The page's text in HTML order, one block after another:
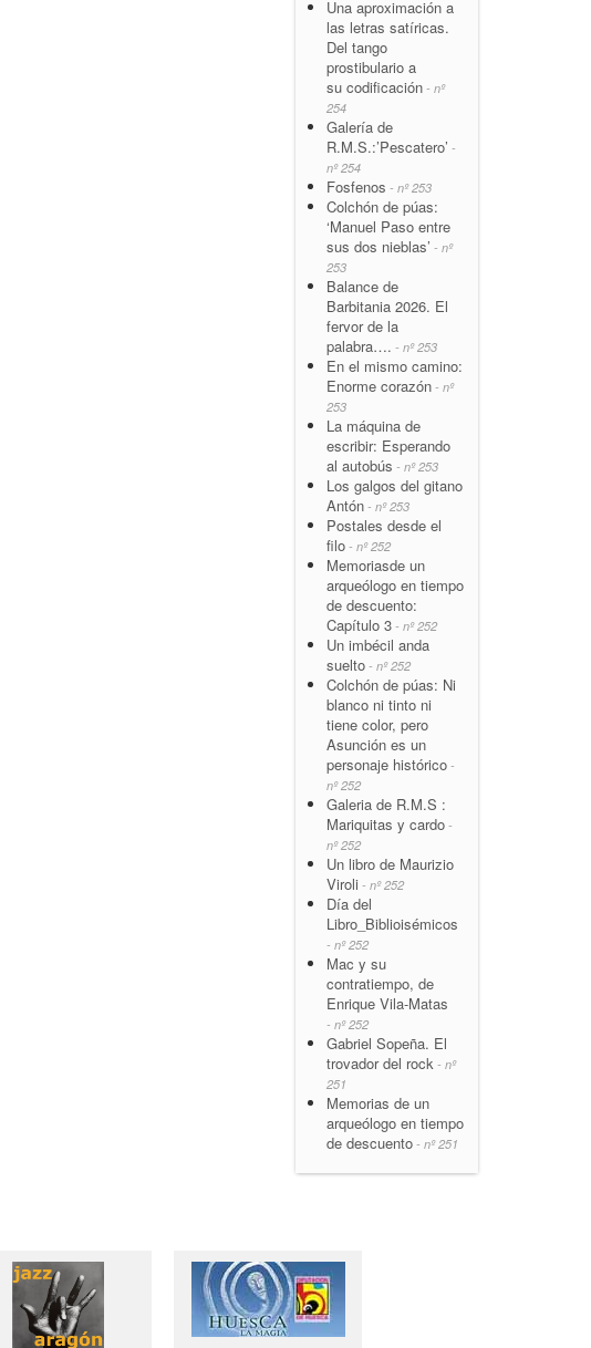
Una aproximación a
las letras satíricas.
Del tango
prostibulario a
su codificación - nº
254
Galería de
R.M.S.:’Pescatero’ -
nº 254
Fosfenos - nº 253
Colchón de púas:
‘Manuel Paso entre
sus dos nieblas’ - nº
253
Balance de
Barbitania 2026. El
fervor de la
palabra…. - nº 253
En el mismo camino:
Enorme corazón - nº
253
La máquina de
escribir: Esperando
al autobús - nº 253
Los galgos del gitano
Antón - nº 253
Postales desde el
filo - nº 252
Memoriasde un
arqueólogo en tiempo
de descuento:
Capítulo 3 - nº 252
Un imbécil anda
suelto - nº 252
Colchón de púas: Ni
blanco ni tinto ni
tiene color, pero
Asunción es un
personaje histórico -
nº 252
Galeria de R.M.S :
Mariquitas y cardo -
nº 252
Un libro de Maurizio
Viroli - nº 252
Día del
Libro_Biblioisémicos
- nº 252
Mac y su
contratiempo, de
Enrique Vila-Matas
- nº 252
Gabriel Sopeña. El
trovador del rock - nº
251
Memorias de un
arqueólogo en tiempo
de descuento - nº 251